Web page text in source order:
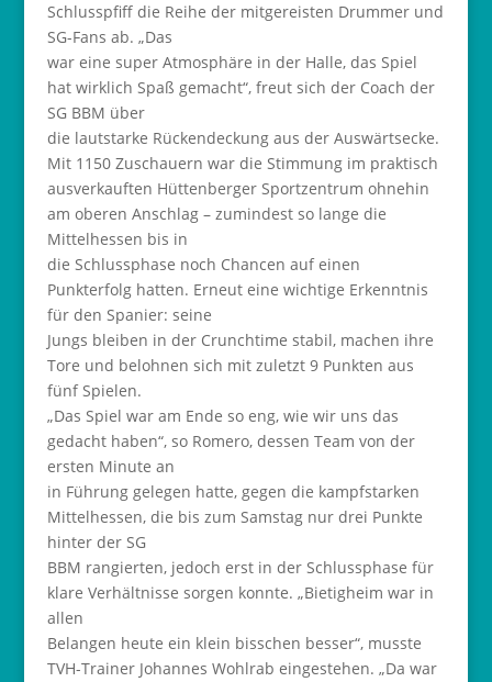
Schlusspfiff die Reihe der mitgereisten Drummer und
SG-Fans ab. „Das
war eine super Atmosphäre in der Halle, das Spiel
hat wirklich Spaß gemacht“, freut sich der Coach der
SG BBM über
die lautstarke Rückendeckung aus der Auswärtsecke.
Mit 1150 Zuschauern war die Stimmung im praktisch
ausverkauften Hüttenberger Sportzentrum ohnehin
am oberen Anschlag – zumindest so lange die
Mittelhessen bis in
die Schlussphase noch Chancen auf einen
Punkterfolg hatten. Erneut eine wichtige Erkenntnis
für den Spanier: seine
Jungs bleiben in der Crunchtime stabil, machen ihre
Tore und belohnen sich mit zuletzt 9 Punkten aus
fünf Spielen.
„Das Spiel war am Ende so eng, wie wir uns das
gedacht haben“, so Romero, dessen Team von der
ersten Minute an
in Führung gelegen hatte, gegen die kampfstarken
Mittelhessen, die bis zum Samstag nur drei Punkte
hinter der SG
BBM rangierten, jedoch erst in der Schlussphase für
klare Verhältnisse sorgen konnte. „Bietigheim war in
allen
Belangen heute ein klein bisschen besser“, musste
TVH-Trainer Johannes Wohlrab eingestehen. „Da war